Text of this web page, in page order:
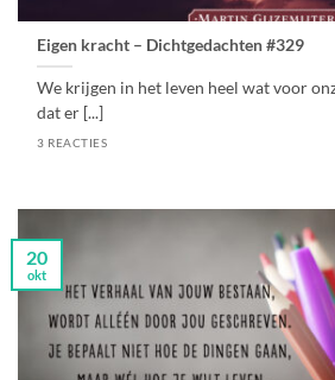
Eigen kracht – Dichtgedachten #329
We krijgen in het leven heel wat voor
dat er [...]
3 REACTIES
20
okt